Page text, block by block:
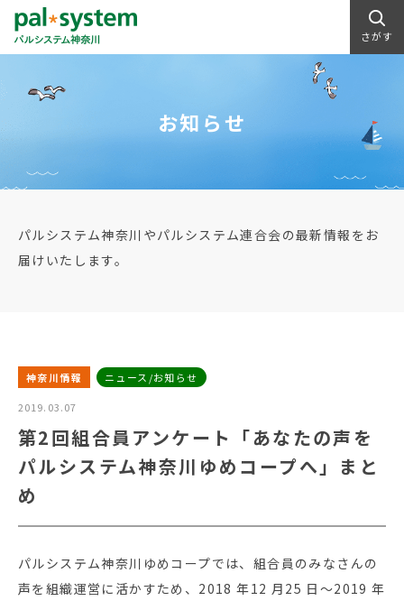
さがす
お知らせ
パルシステム神奈川やパルシステム連合会の最新情報をお
届けいたします。
神奈川情報 ニュース/お知らせ
2019.03.07
第2回組合員アンケート「あなたの声を
パルシステム神奈川ゆめコープへ」まと
め
パルシステム神奈川ゆめコープでは、組合員のみなさんの
声を組織運営に活かすため、2018 年12 月25 日～2019 年